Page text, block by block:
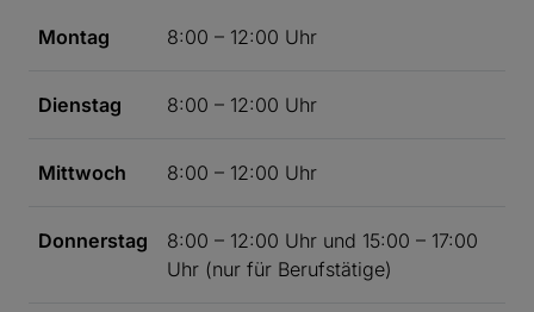
Montag 8:00 – 12:00 Uhr
Dienstag 8:00 – 12:00 Uhr
Mittwoch 8:00 – 12:00 Uhr
Donnerstag
8:00 – 12:00 Uhr und 15:00 – 17:00
Uhr (nur für Berufstätige)